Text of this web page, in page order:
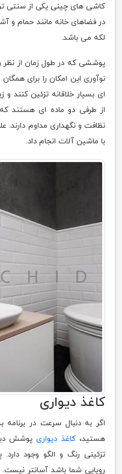
کاشی های چینی یکی از سنتی
در فضاهای خانه مانند حمام و
لکه می باشد.
پوششی که در طول زمان از نظر
نوآوری این امکان را برای
ای بسیار خلاقانه تزئین کنند و
از طرفی دو ماده ای هستند
نظافت و نگهداری مداوم دارند.
با ماشین آلات انجام داد.
کاغذ دیواری
اگر به دنبال سرعت در
هستید،کاغذ دیواریپوشش
تزئینی رنگ و الگو وجود
رویایی شما باشد آسانتر